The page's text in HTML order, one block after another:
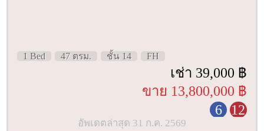
1 Bed 47 ตรม. ชั้น 14 FH
เช่า 39,000 ฿
ขาย 13,800,000 ฿
6
12
อัพเดตล่าสุด 31 ก.ค. 2569